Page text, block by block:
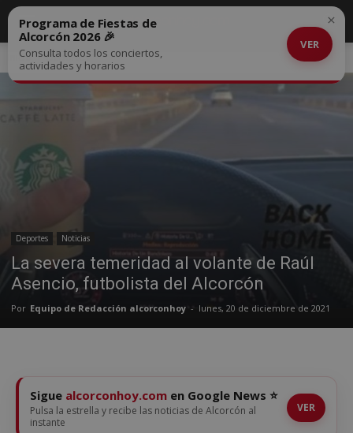
Inicio Deportes
Deportes Noticias
La severa temeridad al volante de Raúl
Asencio, futbolista del Alcorcón
Por Equipo de Redacción alcorconhoy - lunes, 20 de diciembre de 2021
Programa de Fiestas de
Alcorcón 2026 🎉
Consulta todos los conciertos,
actividades y horarios
VER
×
Sigue alcorconhoy.com en Google News ⭐
Pulsa la estrella y recibe las noticias de Alcorcón al
instante
VER